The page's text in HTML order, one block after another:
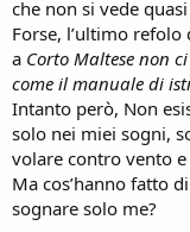
che non si vede
Forse, l’ultimo
a Corto Maltese non
come il manuale di
Intanto però, Non
solo nei miei sogni,
volare contro vento
Ma cos’hanno fatto
sognare solo me?